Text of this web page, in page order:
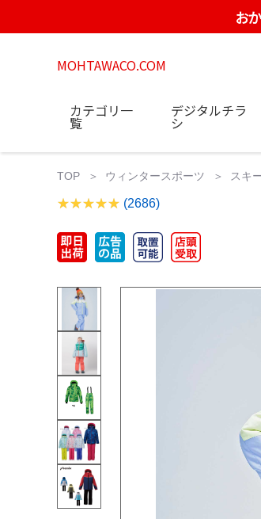
お
MOHTAWACO.COM
カテゴリ一
覧
デジタルチラ
シ
TOP ウィンタースポーツ スキ
(2686)